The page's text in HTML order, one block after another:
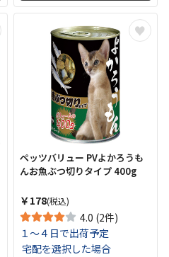
ペッツバリュー PVよかろうも
んお魚ぶつ切りタイプ 400g
￥178(税込)
4.0 (2件)
１～４日で出荷予定
宅配を選択した場合